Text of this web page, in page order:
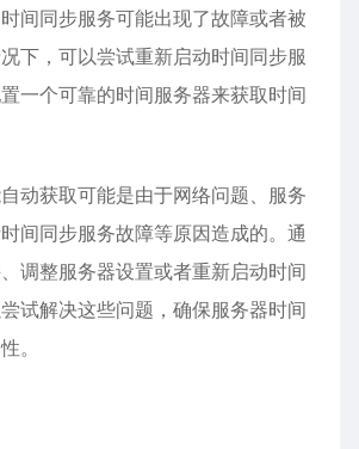
间同步服务可能出现了故障或者被
下，可以尝试重新启动时间同步服
一个可靠的时间服务器来获取时间
动获取可能是由于网络问题、服务
间同步服务故障等原因造成的。通
调整服务器设置或者重新启动时间
试解决这些问题，确保服务器时间
。